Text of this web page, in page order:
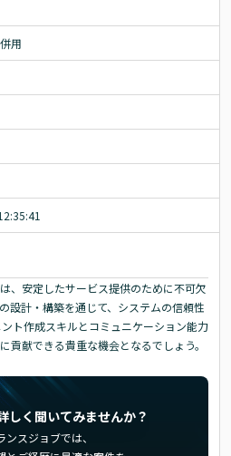
用
、安定したサービス提供のために不可欠
設計・構築を通じて、システムの信頼性
ト作成スキルとコミュニケーション能力
貢献できる貴重な機会となるでしょう。
しく聞いてみませんか？
ンスジョブでは、